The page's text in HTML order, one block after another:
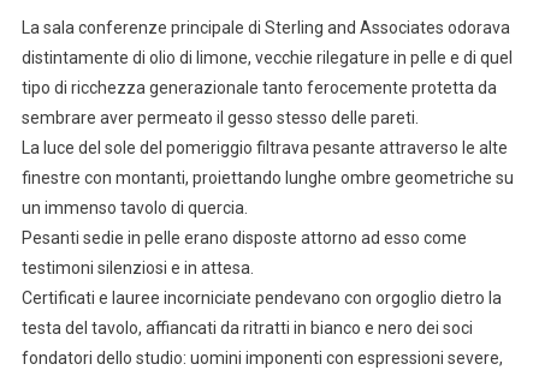
La sala conferenze principale di Sterling and Associates odorava
distintamente di olio di limone, vecchie rilegature in pelle e di quel
tipo di ricchezza generazionale tanto ferocemente protetta da
sembrare aver permeato il gesso stesso delle pareti.
La luce del sole del pomeriggio filtrava pesante attraverso le alte
finestre con montanti, proiettando lunghe ombre geometriche su
un immenso tavolo di quercia.
Pesanti sedie in pelle erano disposte attorno ad esso come
testimoni silenziosi e in attesa.
Certificati e lauree incorniciate pendevano con orgoglio dietro la
testa del tavolo, affiancati da ritratti in bianco e nero dei soci
fondatori dello studio: uomini imponenti con espressioni severe,